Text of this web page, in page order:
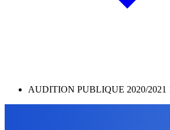
AUDITION PUBLIQUE 2020/2021